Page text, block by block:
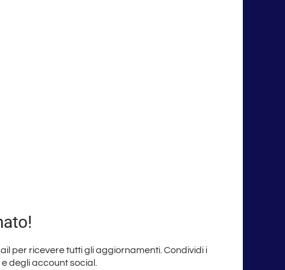
per ricevere tutti gli aggiornamenti. Condividi i
degli account social.